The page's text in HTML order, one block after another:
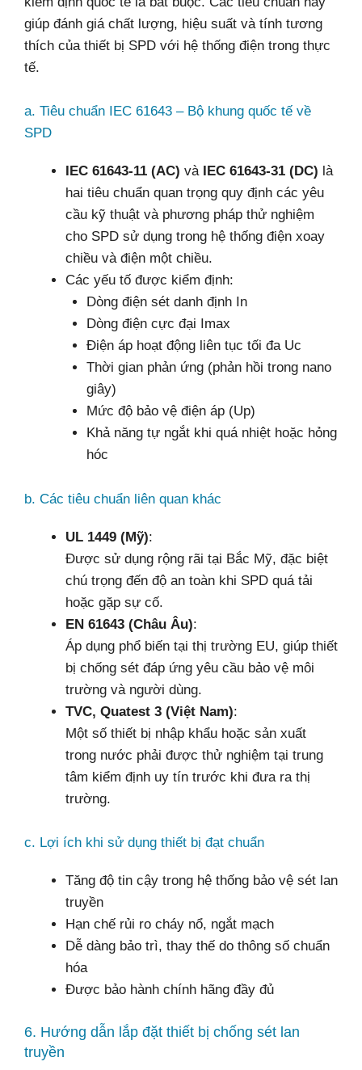
giúp đánh giá chất lượng, hiệu suất và tính tương
thích của thiết bị SPD với hệ thống điện trong thực
tế.
a. Tiêu chuẩn IEC 61643 – Bộ khung quốc tế về
SPD
IEC 61643-11 (AC) và IEC 61643-31 (DC) là
hai tiêu chuẩn quan trọng quy định các yêu
cầu kỹ thuật và phương pháp thử nghiệm
cho SPD sử dụng trong hệ thống điện xoay
chiều và điện một chiều.
Các yếu tố được kiểm định:
Dòng điện sét danh định In
Dòng điện cực đại Imax
Điện áp hoạt động liên tục tối đa Uc
Thời gian phản ứng (phản hồi trong nano
giây)
Mức độ bảo vệ điện áp (Up)
Khả năng tự ngắt khi quá nhiệt hoặc hỏng
hóc
b. Các tiêu chuẩn liên quan khác
UL 1449 (Mỹ):
Được sử dụng rộng rãi tại Bắc Mỹ, đặc biệt
chú trọng đến độ an toàn khi SPD quá tải
hoặc gặp sự cố.
EN 61643 (Châu Âu):
Áp dụng phổ biến tại thị trường EU, giúp thiết
bị chống sét đáp ứng yêu cầu bảo vệ môi
trường và người dùng.
TVC, Quatest 3 (Việt Nam):
Một số thiết bị nhập khẩu hoặc sản xuất
trong nước phải được thử nghiệm tại trung
tâm kiểm định uy tín trước khi đưa ra thị
trường.
c. Lợi ích khi sử dụng thiết bị đạt chuẩn
Tăng độ tin cậy trong hệ thống bảo vệ sét lan
truyền
Hạn chế rủi ro cháy nổ, ngắt mạch
Dễ dàng bảo trì, thay thế do thông số chuẩn
hóa
Được bảo hành chính hãng đầy đủ
6. Hướng dẫn lắp đặt thiết bị chống sét lan
truyền